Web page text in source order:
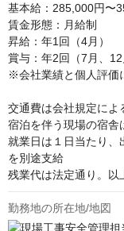
基本給：285,000円〜
賃金形態：月給制
昇給：年1回（4月）
賞与：年2回（7月、
※会社業績と個人評価
交通費は会社規定によ
宿泊を伴う現場の宿舎
就業日は１日当たり、
を別途支給
残業代は法定通り。以
勤務地の所在地/地図